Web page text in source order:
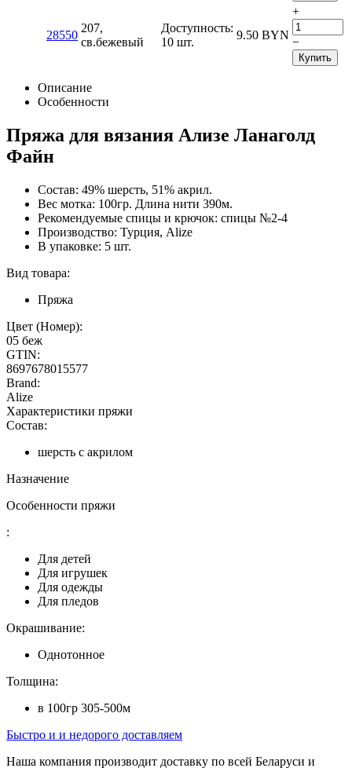
28550
207,
св.бежевый
Доступность:
10 шт.
9.50 BYN
+
−
Купить
Описание
Особенности
Пряжа для вязания Ализе Ланаголд
Файн
Состав: 49% шерсть, 51% акрил.
Вес мотка: 100гр. Длина нити 390м.
Рекомендуемые спицы и крючок: спицы №2-4
Производство: Турция, Alize
В упаковке: 5 шт.
Вид товара:
Пряжа
Цвет (Номер):
05 беж
GTIN:
8697678015577
Brand:
Alize
Характеристики пряжи
Состав:
шерсть с акрилом
Назначение
Особенности пряжи
:
Для детей
Для игрушек
Для одежды
Для пледов
Окрашивание:
Однотонное
Толщина:
в 100гр 305-500м
Быстро и и недорого доставляем
Наша компания производит доставку по всей Беларуси и